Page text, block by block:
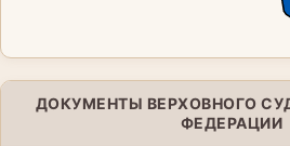
ДОКУМЕНТЫ ВЕРХОВНОГО
ФЕДЕРАЦИИ